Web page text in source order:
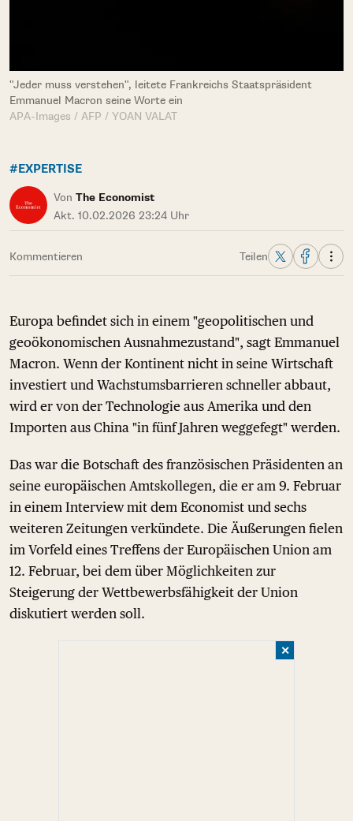
"Jeder muss verstehen", leitete Frankreichs Staatspräsident
Emmanuel Macron seine Worte ein
APA-Images / AFP / YOAN VALAT
#EXPERTISE
Von The Economist
Akt. 10.02.2026 23:24 Uhr
Kommentieren Teilen
Europa befindet sich in einem "geopolitischen und
geoökonomischen Ausnahmezustand", sagt Emmanuel
Macron. Wenn der Kontinent nicht in seine Wirtschaft
investiert und Wachstumsbarrieren schneller abbaut,
wird er von der Technologie aus Amerika und den
Importen aus China "in fünf Jahren weggefegt" werden.
Das war die Botschaft des französischen Präsidenten an
seine europäischen Amtskollegen, die er am 9. Februar
in einem Interview mit dem Economist und sechs
weiteren Zeitungen verkündete. Die Äußerungen fielen
im Vorfeld eines Treffens der Europäischen Union am
12. Februar, bei dem über Möglichkeiten zur
Steigerung der Wettbewerbsfähigkeit der Union
diskutiert werden soll.
✕